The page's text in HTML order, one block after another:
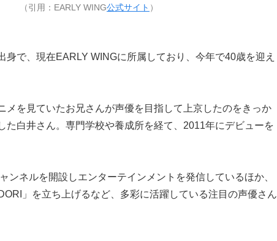
（引用：EARLY WING公式サイト ）
身で、現在EARLY WINGに所属しており、今年で40歳を迎え
メを見ていたお兄さんが声優を目指して上京したのをきっか
た白井さん。専門学校や養成所を経て、2011年にデビューを
ンネルを開設しエンターテインメントを発信しているほか、
」を立ち上げるなど、多彩に活躍している注目の声優さん